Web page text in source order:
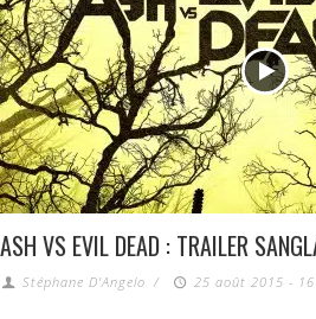
ASH VS EVIL DEAD : TRAILER
Stéphane D'Angelo / 25 août 2015 -